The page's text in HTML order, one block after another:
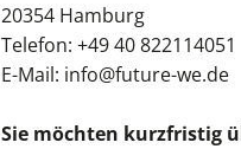
20354 Hamburg
Telefon:+49 40 822114051
E-Mail: info@future-we.de
Sie möchten kurzfristig